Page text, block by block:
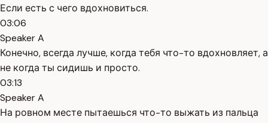
Если есть с чего вдохновиться.
03:06
Speaker A
Конечно, всегда лучше, когда тебя что-то вдохновляет, а
не когда ты сидишь и просто.
03:13
Speaker A
На ровном месте пытаешься что-то выжать из пальца